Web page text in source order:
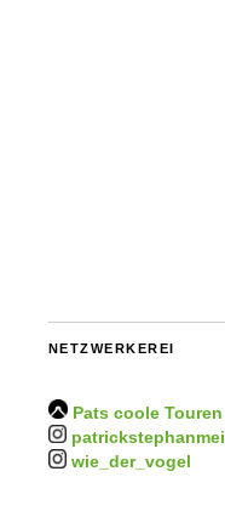
NETZWERKEREI
Pats coole Touren
wie_der_vogel